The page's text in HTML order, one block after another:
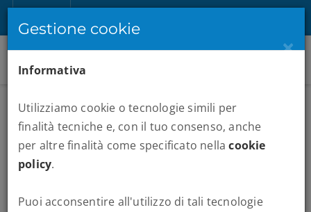
NEW YORK MARATHON 2019
Gestione cookie
×
Informativa
Utilizziamo cookie o tecnologie simili per
finalità tecniche e, con il tuo consenso, anche
per altre finalità come specificato nellacookie
policy.
Puoi acconsentire all'utilizzo di tali tecnologie